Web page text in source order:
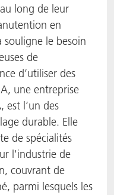
long de leur
en
souligne le besoin
de
d’utiliser des
une entreprise
est l’un des
durable. Elle
de spécialités
l'industrie de
couvrant de
parmi lesquels les